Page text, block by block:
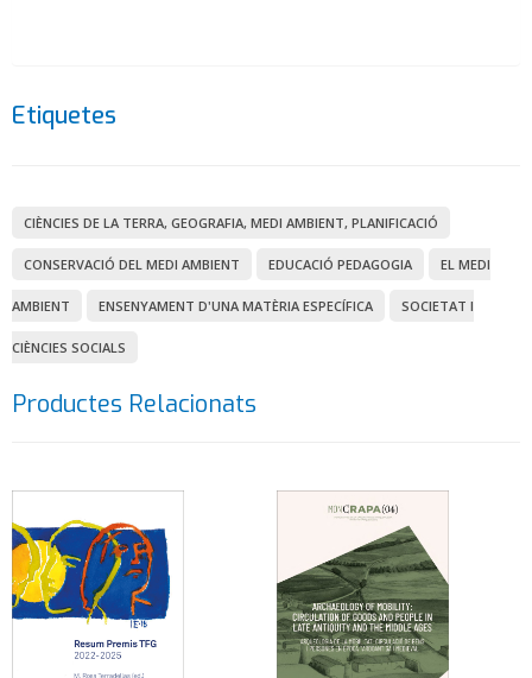
Etiquetes
CIÈNCIES DE LA TERRA, GEOGRAFIA, MEDI AMBIENT, PLANIFICACIÓ
CONSERVACIÓ DEL MEDI AMBIENT EDUCACIÓ PEDAGOGIA EL MEDI
AMBIENT ENSENYAMENT D'UNA MATÈRIA ESPECÍFICA SOCIETAT I
CIÈNCIES SOCIALS
Productes Relacionats